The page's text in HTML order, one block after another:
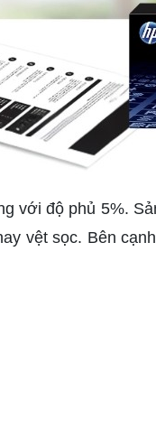
với độ phủ 5%.
vệt sọc. Bên